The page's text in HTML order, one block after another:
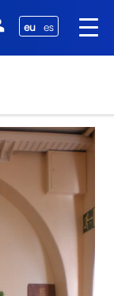
eu es